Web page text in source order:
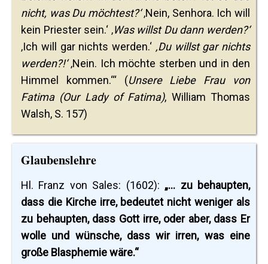
nicht, was Du möchtest?‘‚Nein, Senhora. Ich will
kein Priester sein.‘ ‚Was willst Du dann werden?‘
‚Ich will gar nichts werden.‘ ‚Du willst gar nichts
werden?!‘‚Nein. Ich möchte sterben und in den
Himmel kommen.‘“ (Unsere Liebe Frau von
Fatima (Our Lady of Fatima), William Thomas
Walsh, S. 157)
Glaubenslehre
Hl. Franz von Sales: (1602): „... zu behaupten,
dass die Kirche irre, bedeutet nicht weniger als
zu behaupten, dass Gott irre, oder aber, dass Er
wolle und wünsche, dass wir irren, was eine
große Blasphemie wäre.“